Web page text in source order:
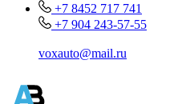
+7 8452 717 741
+7 904 243-57-55
voxauto@mail.ru